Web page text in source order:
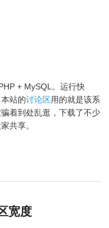
+ MySQL。运行快
站的讨论区用的就是该系
着到处乱逛，下载了不少
共享。
宽度